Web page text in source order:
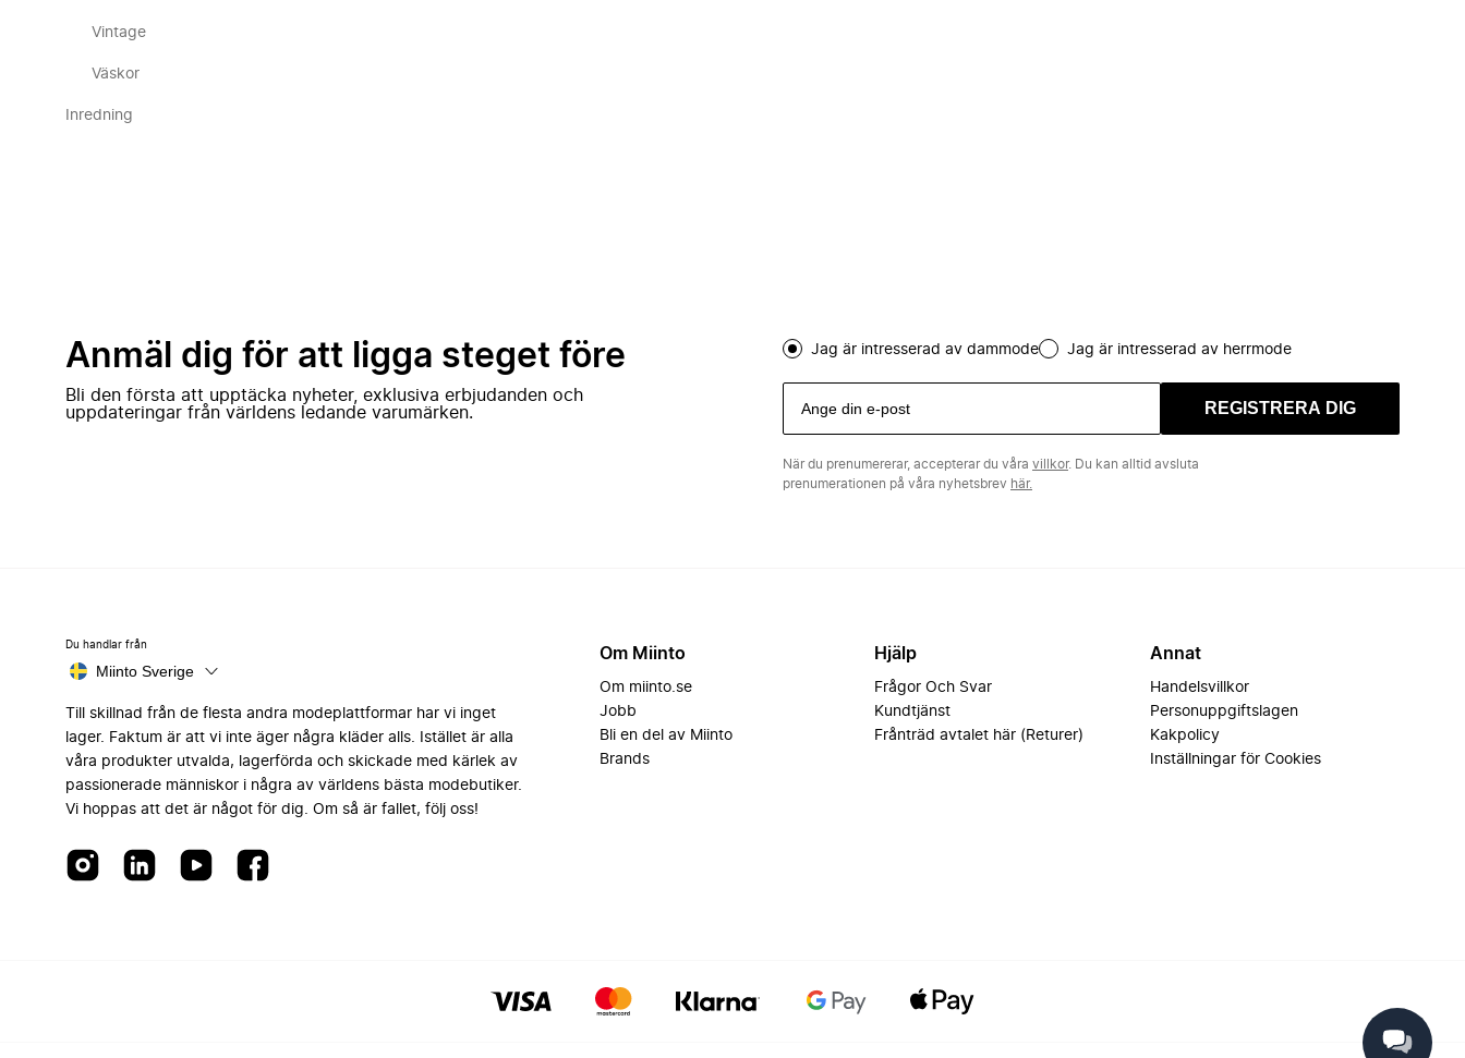
Vintage
Väskor
Inredning
Anmäl dig för att ligga steget före
Bli den första att upptäcka nyheter, exklusiva erbjudanden och
uppdateringar från världens ledande varumärken.
Jag är intresserad av dammode Jag är intresserad av herrmode
REGISTRERA DIG
När du prenumererar, accepterar du våra villkor. Du kan alltid avsluta
prenumerationen på våra nyhetsbrev här.
Du handlar från
Miinto Sverige
Till skillnad från de flesta andra modeplattformar har vi inget
lager. Faktum är att vi inte äger några kläder alls. Istället är alla
våra produkter utvalda, lagerförda och skickade med kärlek av
passionerade människor i några av världens bästa modebutiker.
Vi hoppas att det är något för dig. Om så är fallet, följ oss!
Om Miinto
Om miinto.se
Jobb
Bli en del av Miinto
Brands
Hjälp
Frågor Och Svar
Kundtjänst
Frånträd avtalet här (Returer)
Annat
Handelsvillkor
Personuppgiftslagen
Kakpolicy
Inställningar för Cookies